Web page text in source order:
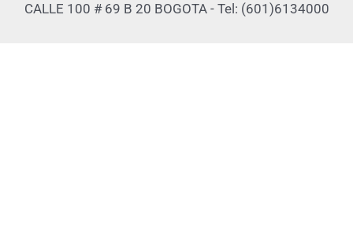
CALLE 100 # 69 B 20 BOGOTA - Tel: (601)6134000